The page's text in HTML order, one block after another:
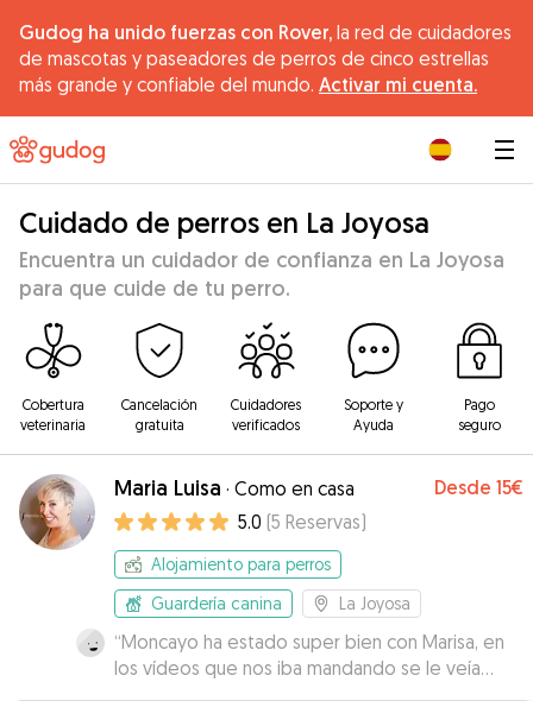
Gudog ha unido fuerzas con Rover, la red de cuidadores
de mascotas y paseadores de perros de cinco estrellas
más grande y confiable del mundo. Activar mi cuenta.
Cuidado de perros en La Joyosa
Encuentra un cuidador de confianza en La Joyosa
para que cuide de tu perro.
Cobertura
veterinaria
Cancelación
gratuita
Cuidadores
verificados
Soporte y
Ayuda
Pago
seguro
Maria Luisa · Como en casa Desde 15€
5.0 (5 Reservas)
Alojamiento para perros
Guardería canina
La Joyosa
“Moncayo ha estado super bien con Marisa, en
los vídeos que nos iba mandando se le veía
súper contento y tranquilo. Sin duda